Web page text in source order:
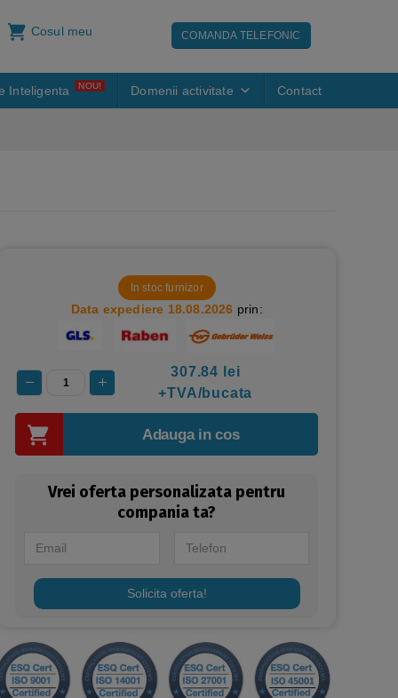
Cosul meu COMANDA TELEFONIC
Inteligenta NOU! Domenii activitate Contact
In stoc furnizor
Data expediere 18.08.2026 prin:
307.84 lei
+TVA/bucata
Adauga in cos
Vrei oferta personalizata pentru
compania ta?
Solicita oferta!